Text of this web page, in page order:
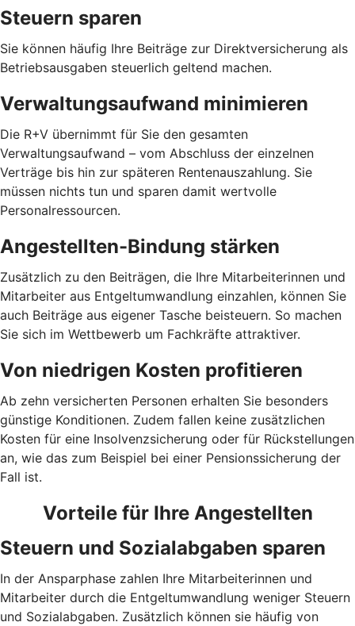
Steuern sparen
Sie können häufig Ihre Beiträge zur Direktversicherung als
Betriebsausgaben steuerlich geltend machen.
Verwaltungsaufwand minimieren
Die R+V übernimmt für Sie den gesamten
Verwaltungsaufwand – vom Abschluss der einzelnen
Verträge bis hin zur späteren Rentenauszahlung. Sie
müssen nichts tun und sparen damit wertvolle
Personalressourcen.
Angestellten-Bindung stärken
Zusätzlich zu den Beiträgen, die Ihre Mitarbeiterinnen und
Mitarbeiter aus Entgeltumwandlung einzahlen, können Sie
auch Beiträge aus eigener Tasche beisteuern. So machen
Sie sich im Wettbewerb um Fachkräfte attraktiver.
Von niedrigen Kosten profitieren
Ab zehn versicherten Personen erhalten Sie besonders
günstige Konditionen. Zudem fallen keine zusätzlichen
Kosten für eine Insolvenzsicherung oder für Rückstellungen
an, wie das zum Beispiel bei einer Pensionssicherung der
Fall ist.
Vorteile für Ihre Angestellten
Steuern und Sozialabgaben sparen
In der Ansparphase zahlen Ihre Mitarbeiterinnen und
Mitarbeiter durch die Entgeltumwandlung weniger Steuern
und Sozialabgaben. Zusätzlich können sie häufig von